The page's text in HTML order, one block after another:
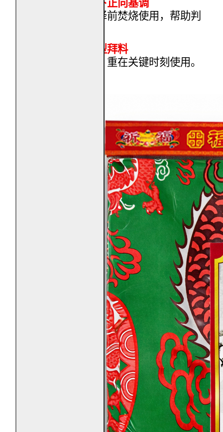
为重大决定定下正向基调
适合在关键选择前焚烧使用，帮助判
作为长期守护型拜料
不需频繁焚烧，重在关键时刻使用。